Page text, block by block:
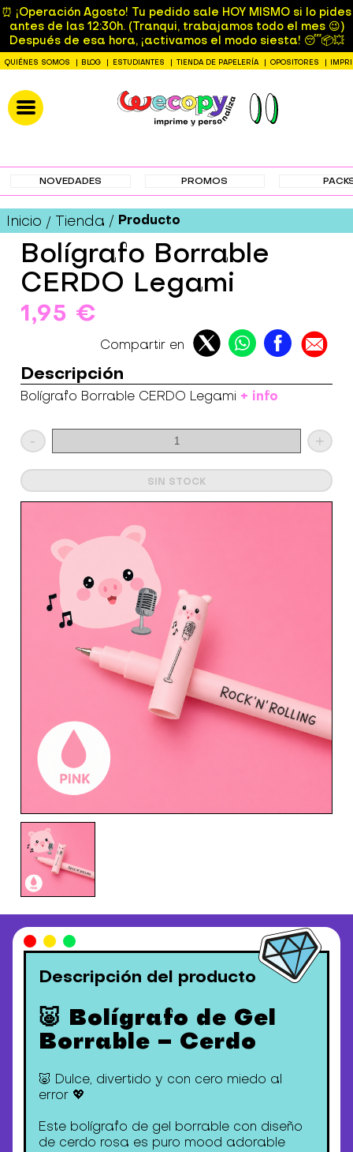
⏰ ¡Operación Agosto! Tu pedido sale HOY MISMO si lo pides
antes de las 12:30h. (Tranqui, trabajamos todo el mes 😉)
Después de esa hora, ¡activamos el modo siesta! 😴📦💥
QUIÉNES SOMOS BLOG ESTUDIANTES TIENDA DE PAPELERÍA OPOSITORES
NOVEDADES PROMOS
Inicio Tienda Producto
Bolígrafo Borrable
CERDO Legami
1,95 €
Compartir en
Descripción
Bolígrafo Borrable CERDO Legami + info
- +
SIN STOCK
Descripción del producto
🐷 Bolígrafo de Gel
Borrable – Cerdo
🐷 Dulce, divertido y con cero miedo al
error 💖
Este bolígrafo de gel borrable con diseño
de cerdo rosa es puro mood adorable